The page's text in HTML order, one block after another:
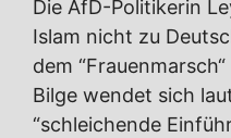
Die AfD-Politikerin
Islam nicht zu
dem
Bilge wendet sich
“schleichende